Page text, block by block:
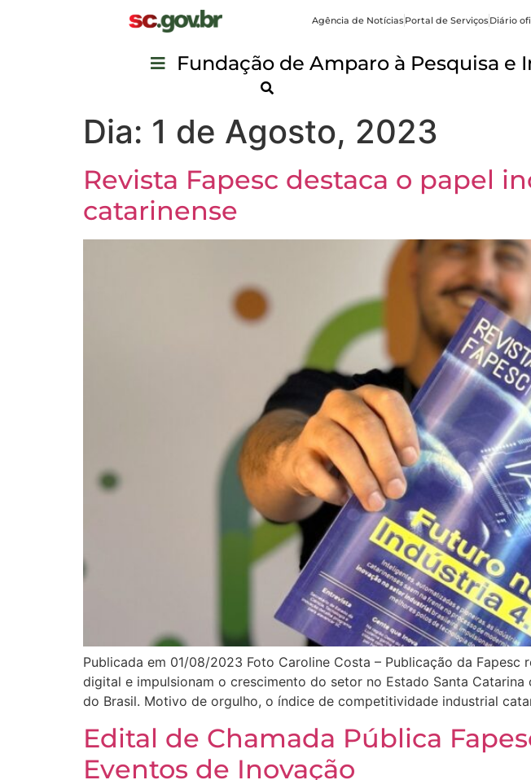
Agência de NotíciasPortal de ServiçosDiário
Fundação de Amparo à Pesquisa e
Dia: 1 de Agosto, 2023
Revista Fapesc destaca o papel
catarinense
Publicada em 01/08/2023 Foto Caroline Costa – Publicação da
digital e impulsionam o crescimento do setor no Estado Santa
do Brasil. Motivo de orgulho, o índice de competitividade industrial
Edital de Chamada Pública
Eventos de Inovação